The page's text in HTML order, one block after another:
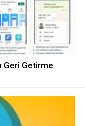
Geri Getirme